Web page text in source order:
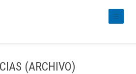
(ARCHIVO)